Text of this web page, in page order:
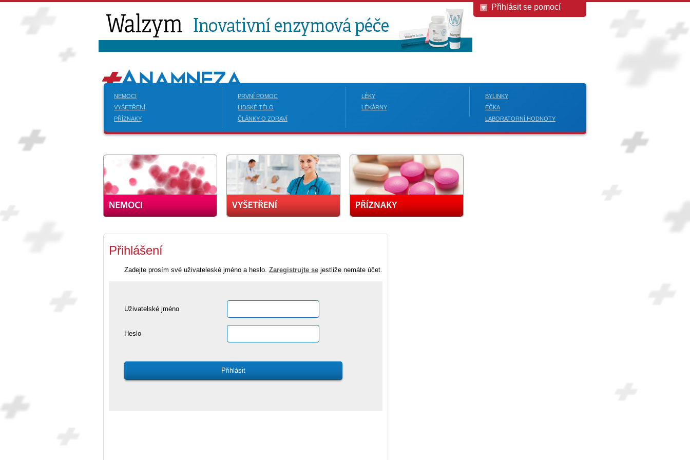
Přihlásit se pomocí
NEMOCI
VYŠETŘENÍ
PŘÍZNAKY
PRVNÍ POMOC
LIDSKÉ TĚLO
ČLÁNKY O ZDRAVÍ
LÉKY
LÉKÁRNY
BYLINKY
ÉČKA
LABORATORNÍ HODNOTY
Přihlášení
Zadejte prosím své uživateleské jméno a heslo. Zaregistrujte se jestliže nemáte účet.
Uživatelské jméno
Heslo